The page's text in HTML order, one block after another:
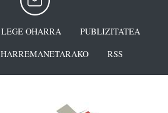
LEGE OHARRA
PUBLIZITATEA
HARREMANETARAKO RSS